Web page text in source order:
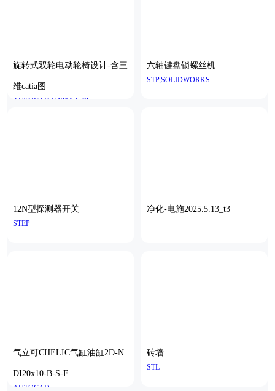
旋转式双轮电动轮椅设计-含三
维catia图
AUTOCAD,CATIA,STP
六轴键盘锁螺丝机
STP,SOLIDWORKS
12N型探测器开关
STEP
净化-电施2025.5.13_t3
气立可CHELIC气缸油缸2D-N
DI20x10-B-S-F
AUTOCAD
砖墙
STL